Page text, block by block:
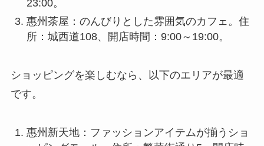
惠州茶屋：のんびりとした雰囲気のカフェ。住
所：城西道108、開店時間：9:00～19:00。
ッピングモール。住所：繁華街通り5、開店時